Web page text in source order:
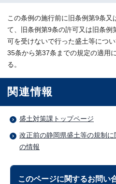
この条例の施行前に旧条例第9条又
て、旧条例第9条の許可又は旧条
可を受けないで行った盛土等につ
35条から第37条までの規定の適用
る。
関連情報
盛土対策課トップページ
改正前の静岡県盛土等の規制
の情報
このページに関するお問い